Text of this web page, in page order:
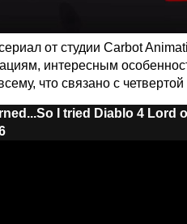
от студии Carbot
интересным
что связано с
So I tried Diablo 4 Lord